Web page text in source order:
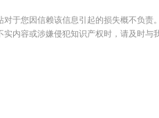
您因信赖该信息引起的损失概不负责
内容或涉嫌侵犯知识产权时，请及时